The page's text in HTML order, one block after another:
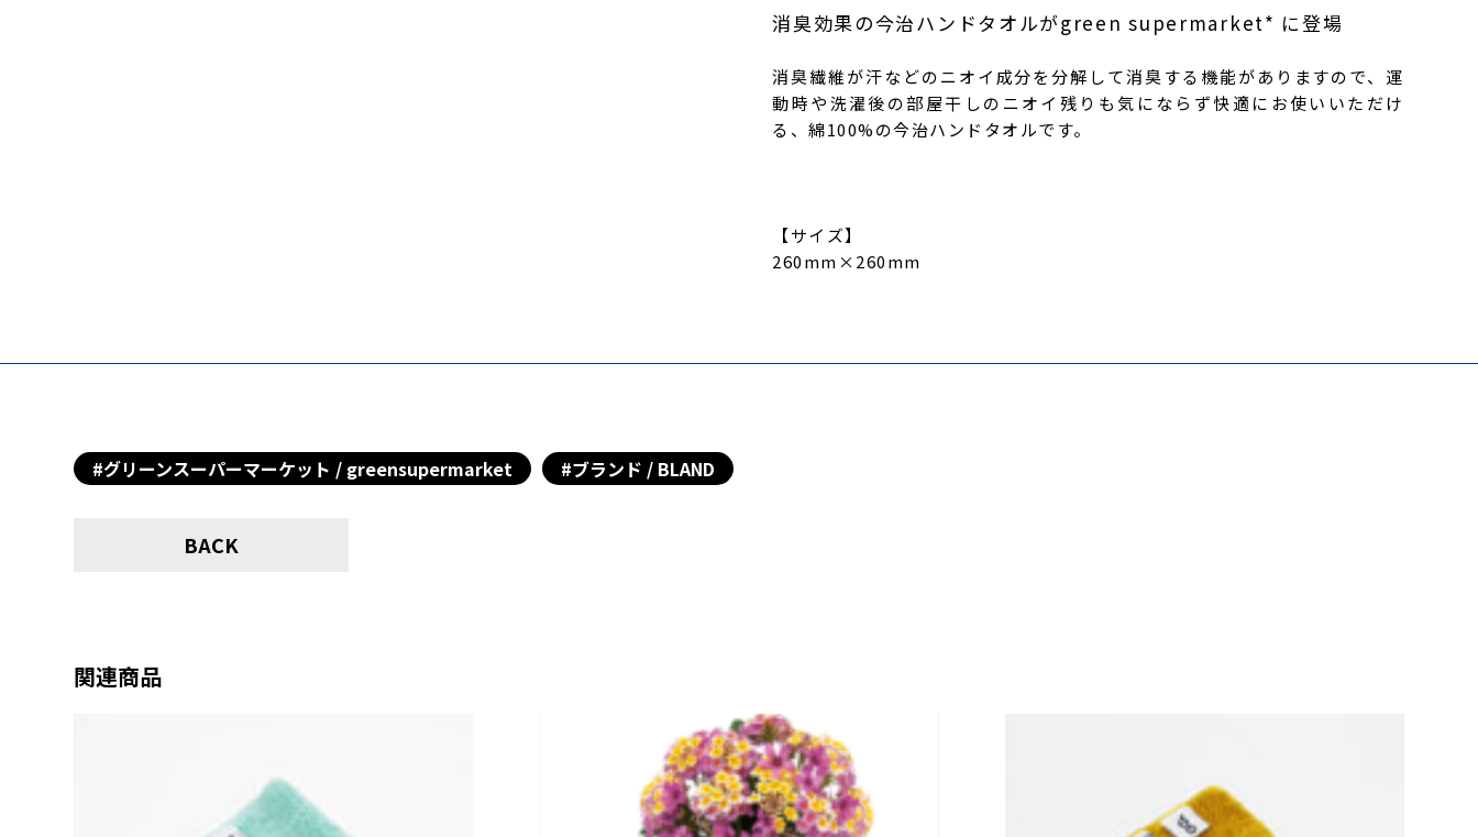
消臭効果の今治ハンドタオルがgreen supermarket* に登場
消臭繊維が汗などのニオイ成分を分解して消臭する機能がありますので、運
動時や洗濯後の部屋干しのニオイ残りも気にならず快適にお使いいただけ
る、綿100%の今治ハンドタオルです。
【サイズ】
260mm×260mm
#グリーンスーパーマーケット / greensupermarket #ブランド / BLAND
BACK
関連商品